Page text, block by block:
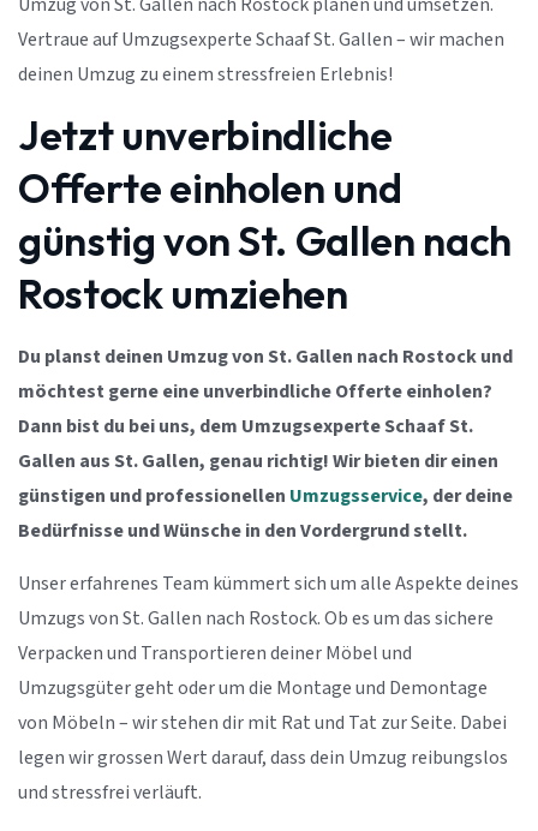
Umzug von St. Gallen nach Rostock planen und umsetzen.
Vertraue auf Umzugsexperte Schaaf St. Gallen – wir machen
deinen Umzug zu einem stressfreien Erlebnis!
Jetzt unverbindliche
Offerte einholen und
günstig von St. Gallen nach
Rostock umziehen
Du planst deinen Umzug von St. Gallen nach Rostock und
möchtest gerne eine unverbindliche Offerte einholen?
Dann bist du bei uns, dem Umzugsexperte Schaaf St.
Gallen aus St. Gallen, genau richtig! Wir bieten dir einen
günstigen und professionellen Umzugsservice, der deine
Bedürfnisse und Wünsche in den Vordergrund stellt.
Unser erfahrenes Team kümmert sich um alle Aspekte deines
Umzugs von St. Gallen nach Rostock. Ob es um das sichere
Verpacken und Transportieren deiner Möbel und
Umzugsgüter geht oder um die Montage und Demontage
von Möbeln – wir stehen dir mit Rat und Tat zur Seite. Dabei
legen wir grossen Wert darauf, dass dein Umzug reibungslos
und stressfrei verläuft.